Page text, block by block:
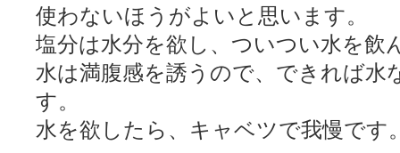
使わないほうがよいと思います。
塩分は水分を欲し、ついつい水を飲
水は満腹感を誘うので、できれば水
す。
水を欲したら、キャベツで我慢です